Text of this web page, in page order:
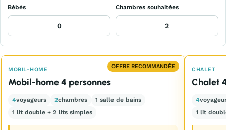
Bébés Chambres souhaitées
OFFRE RECOMMANDÉE
MOBIL-HOME
Mobil-home 4 personnes
4voyageurs 2chambres
1 salle de bains
1 lit double + 2 lits simples
CHALET
Chalet
4
1 lit